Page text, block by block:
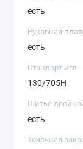
есть
Рукавная
есть
Стандарт игл:
130/705H
Шитье
есть
Точечная